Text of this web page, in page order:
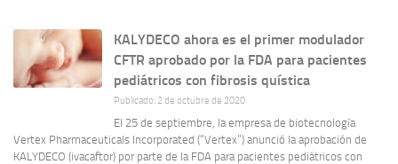
KALYDECO ahora es el primer modulador
CFTR aprobado por la FDA para pacientes
pediátricos con fibrosis quística
Publicado: 2 de octubre de 2020
El 25 de septiembre, la empresa de biotecnología
Vertex Pharmaceuticals Incorporated (“Vertex”) anunció la aprobación de
KALYDECO (ivacaftor) por parte de la FDA para pacientes pediátricos con